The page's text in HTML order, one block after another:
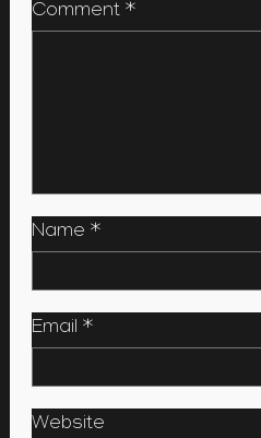
Comment *
Name *
Email *
Website